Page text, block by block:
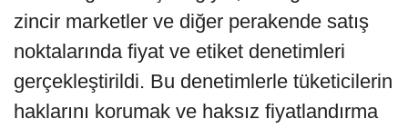
zincir marketler ve diğer perakende satış
noktalarında fiyat ve etiket denetimleri
gerçekleştirildi. Bu denetimlerle tüketicilerin
haklarını korumak ve haksız fiyatlandırma